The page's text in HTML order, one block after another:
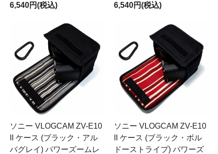
6,540円(税込)
6,540円(税込)
ソニー VLOGCAM ZV-E10
II ケース (ブラック・アル
バグレイ) パワーズームレ
ソニー VLOGCAM ZV-E10
II ケース (ブラック・ボル
ドーストライプ) パワーズ